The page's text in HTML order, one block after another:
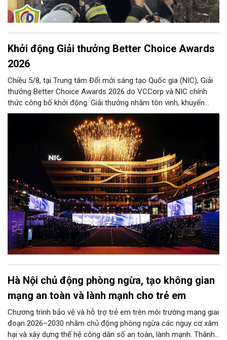
Khởi động Giải thưởng Better Choice Awards
2026
Chiều 5/8, tại Trung tâm Đổi mới sáng tạo Quốc gia (NIC), Giải
thưởng Better Choice Awards 2026 do VCCorp và NIC chính
thức công bố khởi động. Giải thưởng nhằm tôn vinh, khuyến
khích, cổ vũ những giá trị đổi mới, sáng tạo, áp dụng trong đời
sống thực, phục vụ người tiêu dùng.
Hà Nội chủ động phòng ngừa, tạo không gian
mạng an toàn và lành mạnh cho trẻ em
Chương trình bảo vệ và hỗ trợ trẻ em trên môi trường mạng giai
đoạn 2026–2030 nhằm chủ động phòng ngừa các nguy cơ xâm
hại và xây dựng thế hệ công dân số an toàn, lành mạnh. Thành